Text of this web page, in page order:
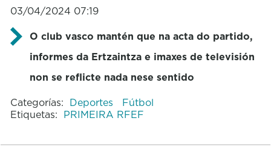
03/04/2024 07:19
O club vasco mantén que na acta do partido,
informes da Ertzaintza e imaxes de televisión
non se reflicte nada nese sentido
Categorías: Deportes
Fútbol
Etiquetas: PRIMEIRA RFEF